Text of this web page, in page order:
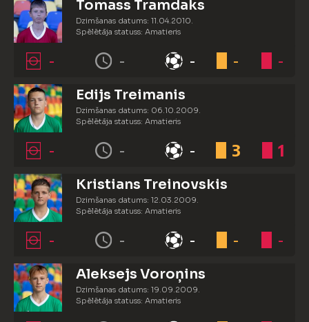
Tomass Tramdaks
Dzimšanas datums: 11.04.2010.
Spēlētāja statuss: Amatieris
- - - - -
Edijs Treimanis
Dzimšanas datums: 06.10.2009.
Spēlētāja statuss: Amatieris
- - - 3 1
Kristians Treinovskis
Dzimšanas datums: 12.03.2009.
Spēlētāja statuss: Amatieris
- - - - -
Aleksejs Voroņins
Dzimšanas datums: 19.09.2009.
Spēlētāja statuss: Amatieris